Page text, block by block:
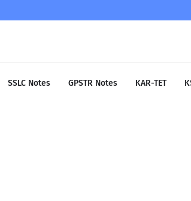
SSLC Notes GPSTR Notes KAR-TET